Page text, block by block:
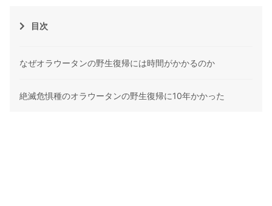
目次
なぜオラウータンの野生復帰には時間がかかるのか
絶滅危惧種のオラウータンの野生復帰に10年かかった